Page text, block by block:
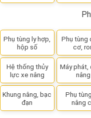
Phụ tùng ly hợp,
hộp số
Phụ tùng
cơ,
Hệ thống thủy
lực xe nâng
Máy phát,
nâng
Khung nâng, bạc
đạn
Phụ
nâng